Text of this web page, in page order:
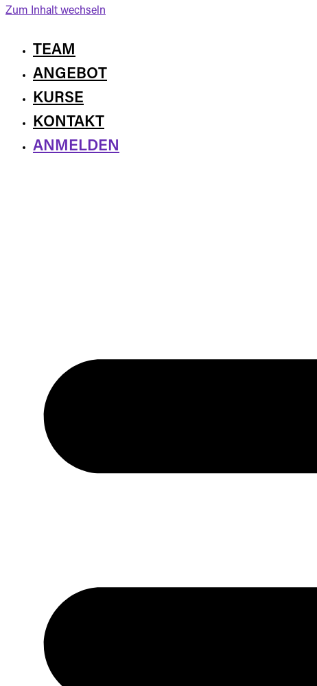
Zum Inhalt wechseln
TEAM
ANGEBOT
KURSE
KONTAKT
ANMELDEN